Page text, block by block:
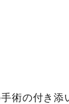
術の付き添